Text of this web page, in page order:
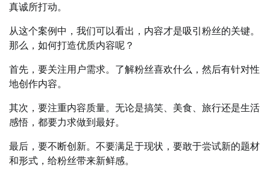
真诚所打动。
从这个案例中，我们可以看出，内容才是吸引粉丝的关键。
那么，如何打造优质内容呢？
首先，要关注用户需求。了解粉丝喜欢什么，然后有针对性
地创作内容。
其次，要注重内容质量。无论是搞笑、美食、旅行还是生活
感悟，都要力求做到最好。
最后，要不断创新。不要满足于现状，要敢于尝试新的题材
和形式，给粉丝带来新鲜感。